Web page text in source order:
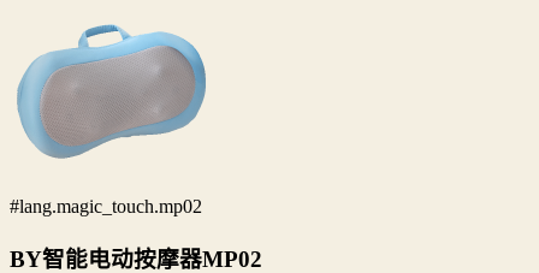
#lang.magic_touch.mp02
BY智能电动按摩器MP02